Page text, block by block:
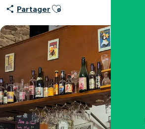
Partager Ajouter aux favoris